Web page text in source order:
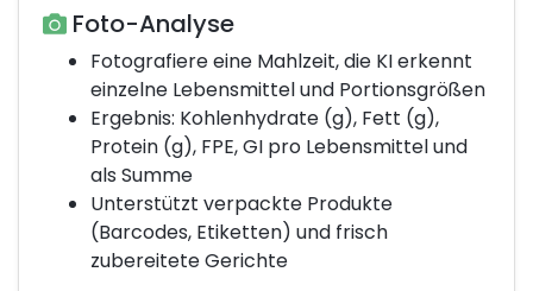
Foto-Analyse
Fotografiere eine Mahlzeit, die KI erkennt
einzelne Lebensmittel und Portionsgrößen
Ergebnis: Kohlenhydrate (g), Fett (g),
Protein (g), FPE, GI pro Lebensmittel und
als Summe
Unterstützt verpackte Produkte
(Barcodes, Etiketten) und frisch
zubereitete Gerichte